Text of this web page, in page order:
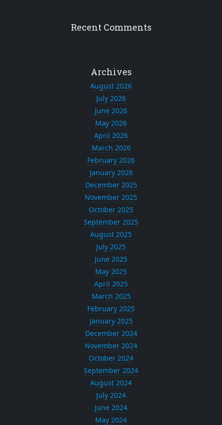
Recent Comments
Archives
August 2026
July 2026
June 2026
May 2026
April 2026
March 2026
February 2026
January 2026
December 2025
November 2025
October 2025
September 2025
August 2025
July 2025
June 2025
May 2025
April 2025
March 2025
February 2025
January 2025
December 2024
November 2024
October 2024
September 2024
August 2024
July 2024
June 2024
May 2024